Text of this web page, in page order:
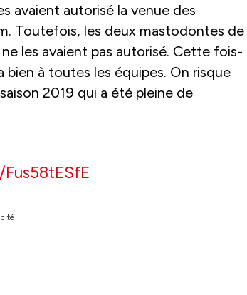
avaient autorisé la venue des
Toutefois, les deux mastodontes de
les avaient pas autorisé. Cette fois-
bien à toutes les équipes. On risque
2019 qui a été pleine de